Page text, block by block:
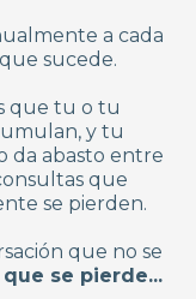
a cada
sucede.
que tu o tu
y tu
da abasto entre
que
se pierden.
que no se
se pierde...